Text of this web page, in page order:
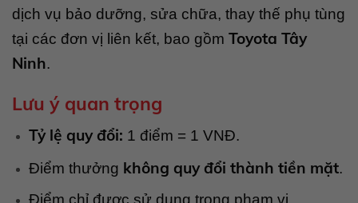
dịch vụ bảo dưỡng, sửa chữa, thay thế phụ tùng
tại các đơn vị liên kết, bao gồm Toyota Tây
Ninh.
Lưu ý quan trọng
Tỷ lệ quy đổi: 1 điểm = 1 VNĐ.
Điểm thưởng không quy đổi thành tiền mặt.
Điểm chỉ được sử dụng trong phạm vi